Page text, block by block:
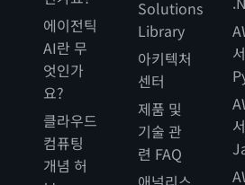
에이전틱
AI란 무
엇인가
요?
클라우드
컴퓨팅
개념 허
Solutions
Library
아키텍처
센터
제품 및
기술 관
련 FAQ